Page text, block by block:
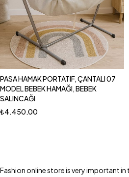
PASA HAMAK PORTATIF, ÇANTALI 07
MODEL BEBEK HAMAĞI, BEBEK
SALINCAĞI
₺4.450,00
Fashion online store is very important